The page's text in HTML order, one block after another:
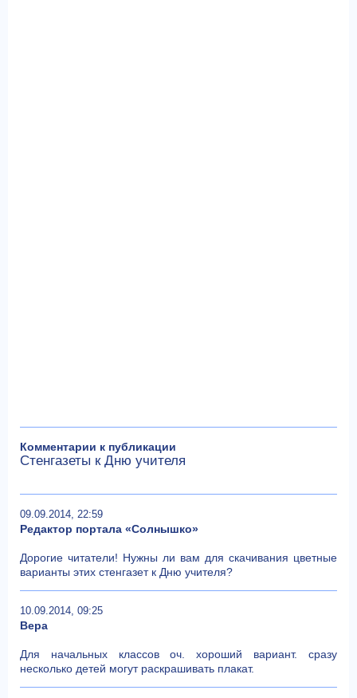
Комментарии к публикации
Стенгазеты к Дню учителя
09.09.2014, 22:59
Редактор портала «Солнышко»
Дорогие читатели! Нужны ли вам для скачивания цветные
варианты этих стенгазет к Дню учителя?
10.09.2014, 09:25
Вера
Для начальных классов оч. хороший вариант. сразу
несколько детей могут раскрашивать плакат.